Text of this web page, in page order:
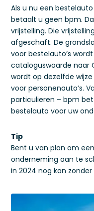
Als u nu een
betaalt u geen bpm.
vrijstelling. Die
afgeschaft. De
voor bestelauto’s
cataloguswaarde
wordt op dezelfde
voor personenauto’s.
particulieren – bpm
bestelauto voor uw
Tip
Bent u van plan om
onderneming aan te
in 2024 nog kan